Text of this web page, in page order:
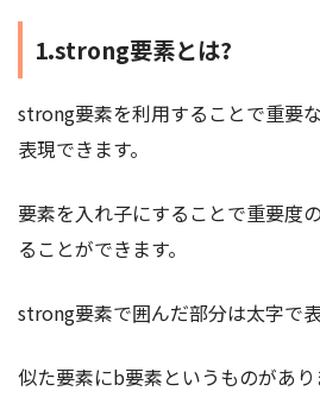
1.strong要素とは?
strong要素を利用することで重要
表現できます。
要素を入れ子にすることで重要度
ることができます。
strong要素で囲んだ部分は太字で表
似た要素にb要素というものがあり